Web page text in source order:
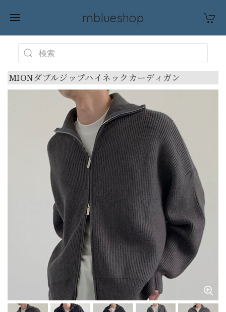
mblueshop
MIONダブルジップハイネックカーディガン